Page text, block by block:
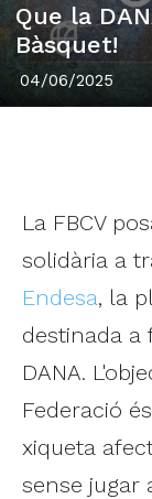
Que la
Bàsquet!
04/06/2025
La FBCV
solidària a
Endesa, la
destinada a
DANA.
Federació
xiqueta
sense jugar